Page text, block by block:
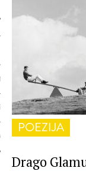
POEZIJA
Drago